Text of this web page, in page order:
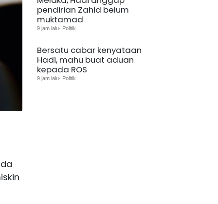
pendirian Zahid belum
muktamad
9 jam lalu· Politik
Bersatu cabar kenyataan
Hadi, mahu buat aduan
kepada ROS
9 jam lalu· Politik